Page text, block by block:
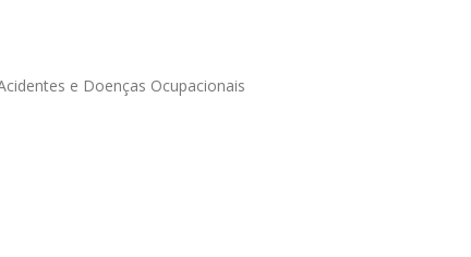
e Doenças Ocupacionais